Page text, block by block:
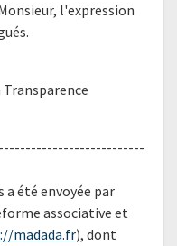
l'expression
a été envoyée par
associative et
madada.fr), dont